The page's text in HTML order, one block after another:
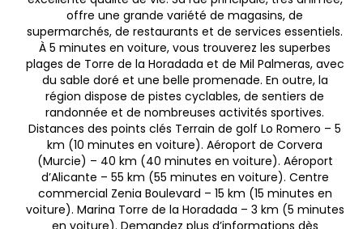
offre une grande variété de magasins, de
supermarchés, de restaurants et de services essentiels.
À 5 minutes en voiture, vous trouverez les superbes
plages de Torre de la Horadada et de Mil Palmeras, avec
du sable doré et une belle promenade. En outre, la
région dispose de pistes cyclables, de sentiers de
randonnée et de nombreuses activités sportives.
Distances des points clés Terrain de golf Lo Romero – 5
km (10 minutes en voiture). Aéroport de Corvera
(Murcie) – 40 km (40 minutes en voiture). Aéroport
d’Alicante – 55 km (55 minutes en voiture). Centre
commercial Zenia Boulevard – 15 km (15 minutes en
voiture). Marina Torre de la Horadada – 3 km (5 minutes
en voiture). Demandez plus d’informations dès